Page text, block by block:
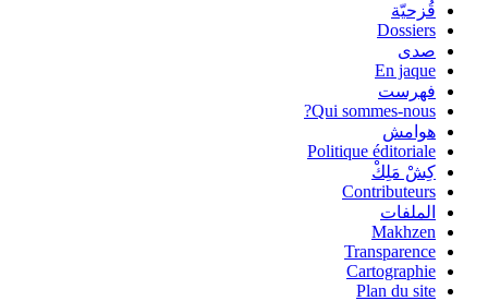
قُزحيّة
Dossiers
صدى
En jaque
فهرست
Qui sommes-nous?
هوامش
Politique éditoriale
كِشْ مَلِكْ
Contributeurs
الملفات
Makhzen
Transparence
Cartographie
Plan du site